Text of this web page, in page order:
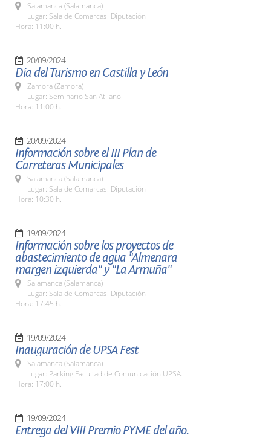
Salamanca (Salamanca)
Lugar: Sala de Comarcas. Diputación
Hora: 11:00 h.
20/09/2024
Día del Turismo en Castilla y León
Zamora (Zamora)
Lugar: Seminario San Atilano.
Hora: 11:00 h.
20/09/2024
Información sobre el III Plan de
Carreteras Municipales
Salamanca (Salamanca)
Lugar: Sala de Comarcas. Diputación
Hora: 10:30 h.
19/09/2024
Información sobre los proyectos de
abastecimiento de agua "Almenara
margen izquierda" y "La Armuña"
Salamanca (Salamanca)
Lugar: Sala de Comarcas. Diputación
Hora: 17:45 h.
19/09/2024
Inauguración de UPSA Fest
Salamanca (Salamanca)
Lugar: Parking Facultad de Comunicación UPSA.
Hora: 17:00 h.
19/09/2024
Entrega del VIII Premio PYME del año.